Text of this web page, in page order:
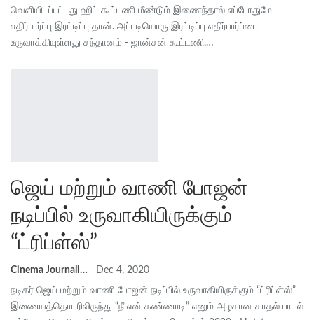
வெளியிடப்பட்டது ஹிட் கூட்டணி மீண்டும் இணைந்தால் எப்போதுமே
எதிர்பார்ப்பு இரட்டிப்பு தான். அப்படியொரு இரட்டிப்பு எதிர்பார்ப்பை
உருவாக்கியுள்ளது சந்தானம் - ஜான்சன் கூட்டணி.…
ஜெய் மற்றும் வாணி போஜன்
நடிப்பில் உருவாகியிருக்கும்
“ட்ரிப்ள்ஸ்”
Cinema Journalist Union Dec 4, 2020
நடிகர் ஜெய் மற்றும் வாணி போஜன் நடிப்பில் உருவாகியிருக்கும் “ட்ரிப்ள்ஸ்”
இணையத்தொடரிலிருந்து “நீ என் கண்ணாடி” எனும் அழகான காதல் பாடல்